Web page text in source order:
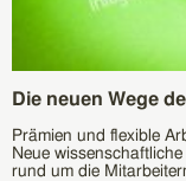
Die neuen Wege
Prämien und flexible
Neue
rund um die